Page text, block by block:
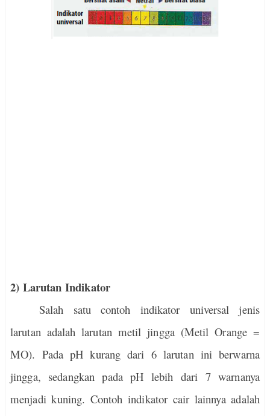
2) Larutan Indikator
Salah satu contoh indikator universal jenis
larutan adalah larutan metil jingga (Metil Orange =
MO). Pada pH kurang dari 6 larutan ini berwarna
jingga, sedangkan pada pH lebih dari 7 warnanya
menjadi kuning. Contoh indikator cair lainnya adalah